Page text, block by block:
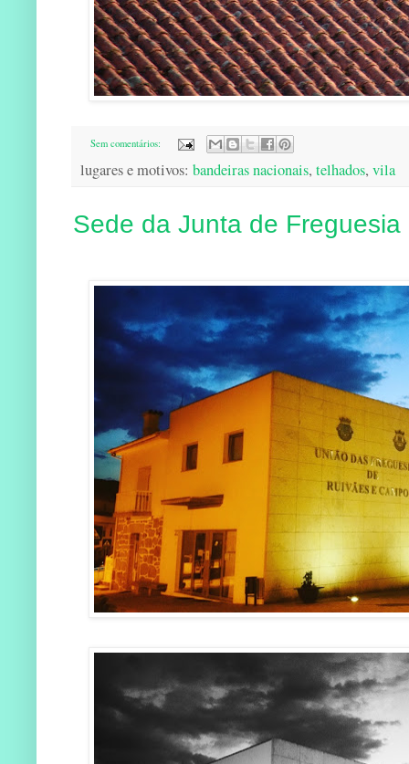
Sem comentários:
lugares e motivos: bandeiras nacionais, telhados, vila
Sede da Junta de Freguesia